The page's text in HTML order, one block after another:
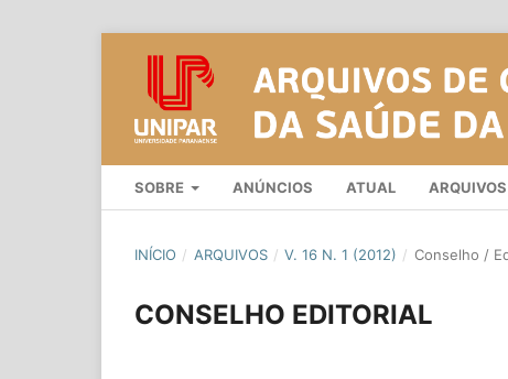
SOBRE ANÚNCIOS ATUAL ARQUIVOS
INÍCIO / ARQUIVOS / V. 16 N. 1 (2012) / Conselho /
CONSELHO EDITORIAL